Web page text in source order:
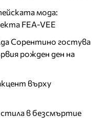
мода:
FEA-VEE
Сорентино гостува
рожден ден на
върху
в безсмъртие